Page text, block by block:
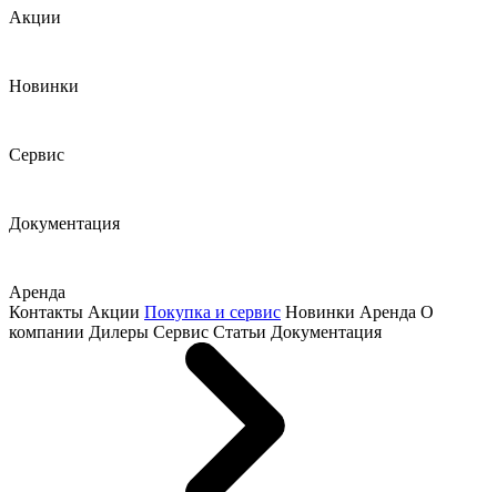
Акции
Новинки
Сервис
Документация
Аренда
Контакты Акции Покупка и сервис Новинки Аренда О
компании Дилеры Сервис Статьи Документация